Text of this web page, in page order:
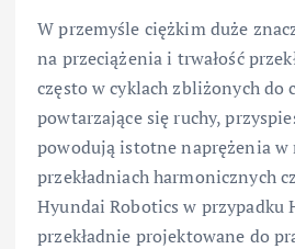
W przemyśle ciężkim duże
na przeciążenia i trwałość
często w cyklach zbliżonych do
powtarzające się ruchy,
powodują istotne naprężenia w
przekładniach harmonicznych
Hyundai Robotics w przypadku
przekładnie projektowane do